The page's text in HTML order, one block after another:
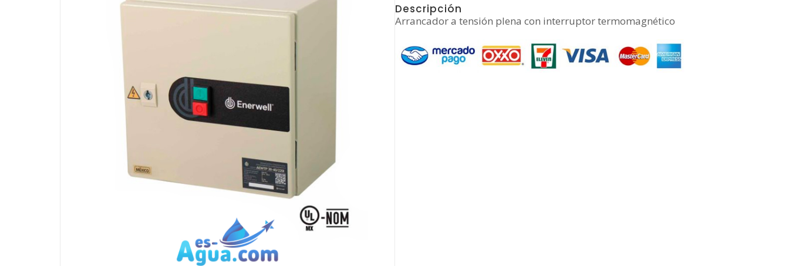
Descripción
Arrancador a tensión plena con interruptor termomagnético